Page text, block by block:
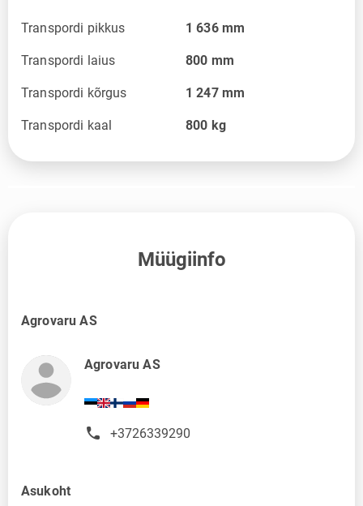
Transpordi pikkus 1 636 mm
Transpordi laius 800 mm
Transpordi kõrgus 1 247 mm
Transpordi kaal 800 kg
Müügiinfo
Agrovaru AS
Agrovaru AS
+3726339290
Asukoht